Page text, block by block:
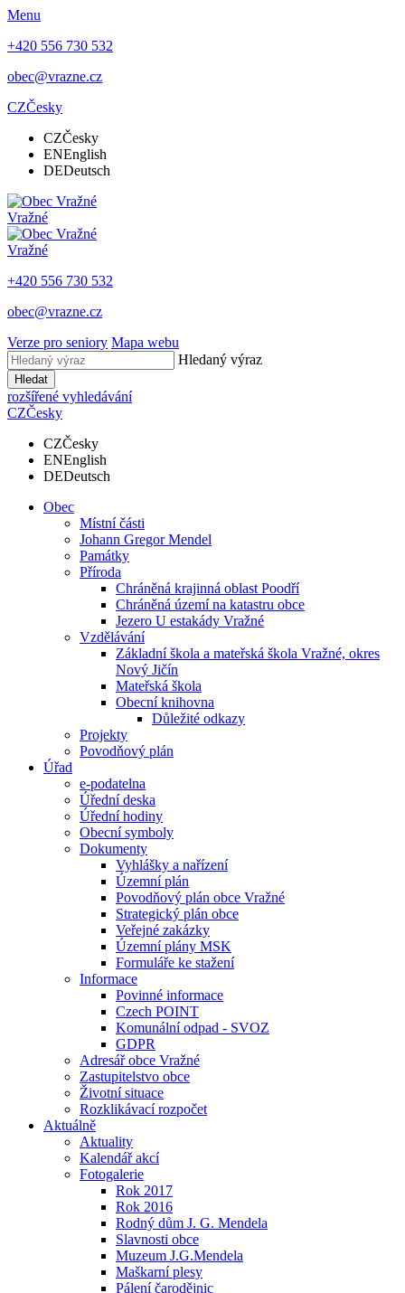
Menu
+420 556 730 532
obec@vrazne.cz
CZČesky
CZČesky
ENEnglish
DEDeutsch
Vražné
Vražné
+420 556 730 532
obec@vrazne.cz
Verze pro seniory Mapa webu
Hledaný výraz
Hledat
rozšířené vyhledávání
CZČesky
CZČesky
ENEnglish
DEDeutsch
Obec
Místní části
Johann Gregor Mendel
Památky
Příroda
Chráněná krajinná oblast Poodří
Chráněná území na katastru obce
Jezero U estakády Vražné
Vzdělávání
Základní škola a mateřská škola Vražné, okres
Nový Jičín
Mateřská škola
Obecní knihovna
Důležité odkazy
Projekty
Povodňový plán
Úřad
e-podatelna
Úřední deska
Úřední hodiny
Obecní symboly
Dokumenty
Vyhlášky a nařízení
Územní plán
Povodňový plán obce Vražné
Strategický plán obce
Veřejné zakázky
Územní plány MSK
Formuláře ke stažení
Informace
Povinné informace
Czech POINT
Komunální odpad - SVOZ
GDPR
Adresář obce Vražné
Zastupitelstvo obce
Životní situace
Rozklikávací rozpočet
Aktuálně
Aktuality
Kalendář akcí
Fotogalerie
Rok 2017
Rok 2016
Rodný dům J. G. Mendela
Slavnosti obce
Muzeum J.G.Mendela
Maškarní plesy
Pálení čarodějnic